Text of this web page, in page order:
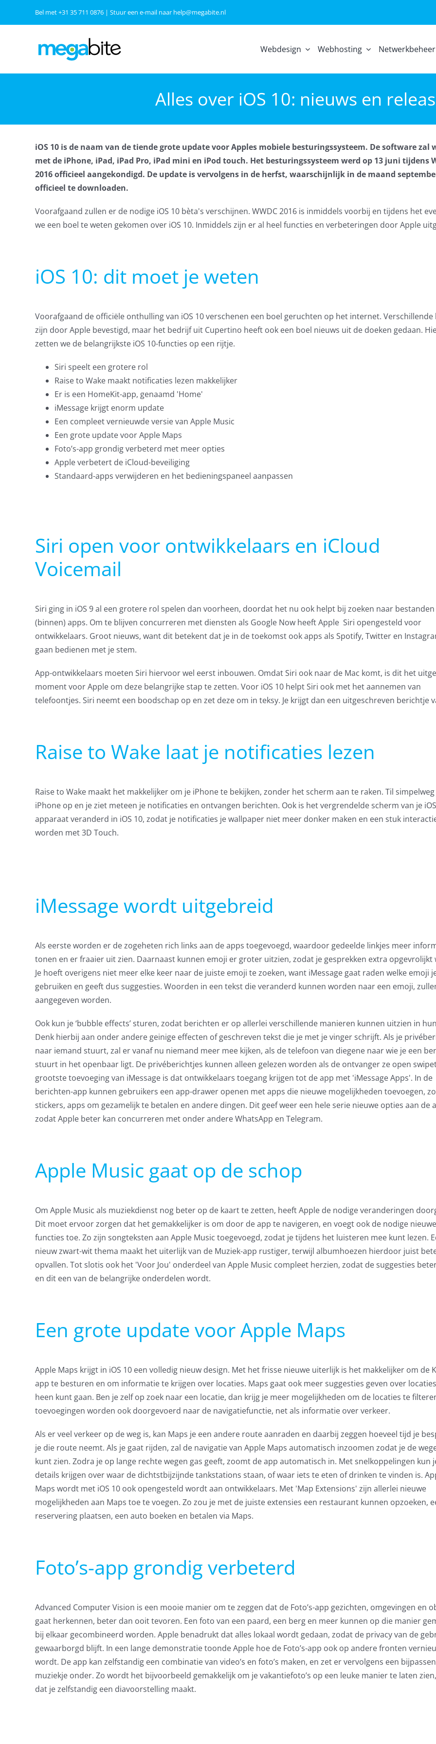
Bel met+31 35 711 0876| Stuur een e-mail naar help@megabite.nl
Webdesign Webhosting Netwerkbeheer
Alles over iOS 10: nieuws en
iOS 10 is de naam van de tiende grote update voor Apples mobiele besturingssysteem. De software zal
met de iPhone, iPad, iPad Pro, iPad mini en iPod touch. Het besturingssysteem werd op 13 juni tijdens
2016 officieel aangekondigd. De update is vervolgens in de herfst, waarschijnlijk in de maand
officieel te downloaden.
Voorafgaand zullen er de nodige iOS 10 bèta's verschijnen. WWDC 2016 is inmiddels voorbij en tijdens het
we een boel te weten gekomen over iOS 10. Inmiddels zijn er al heel functies en verbeteringen door Apple
iOS 10: dit moet je weten
Voorafgaand de officiële onthulling van iOS 10 verschenen een boel geruchten op het internet. Verschillende
zijn door Apple bevestigd, maar het bedrijf uit Cupertino heeft ook een boel nieuws uit de doeken gedaan.
zetten we de belangrijkste iOS 10-functies op een rijtje.
Siri speelt een grotere rol
Raise to Wake maakt notificaties lezen makkelijker
Er is een HomeKit-app, genaamd 'Home'
iMessage krijgt enorm update
Een compleet vernieuwde versie van Apple Music
Een grote update voor Apple Maps
Foto’s-app grondig verbeterd met meer opties
Apple verbetert de iCloud-beveiliging
Standaard-apps verwijderen en het bedieningspaneel aanpassen
Siri open voor ontwikkelaars en iCloud
Voicemail
Siri ging in iOS 9 al een grotere rol spelen dan voorheen, doordat het nu ook helpt bij zoeken naar bestanden
(binnen) apps. Om te blijven concurreren met diensten als Google Now heeft Apple Siri opengesteld voor
ontwikkelaars. Groot nieuws, want dit betekent dat je in de toekomst ook apps als Spotify, Twitter en
gaan bedienen met je stem.
App-ontwikkelaars moeten Siri hiervoor wel eerst inbouwen. Omdat Siri ook naar de Mac komt, is dit het
moment voor Apple om deze belangrijke stap te zetten. Voor iOS 10 helpt Siri ook met het aannemen van
telefoontjes. Siri neemt een boodschap op en zet deze om in teksy. Je krijgt dan een uitgeschreven berichtje
Raise to Wake laat je notificaties lezen
Raise to Wake maakt het makkelijker om je iPhone te bekijken, zonder het scherm aan te raken. Til
iPhone op en je ziet meteen je notificaties en ontvangen berichten. Ook is het vergrendelde scherm van je
apparaat veranderd in iOS 10, zodat je notificaties je wallpaper niet meer donker maken en een stuk
worden met 3D Touch.
iMessage wordt uitgebreid
Als eerste worden er de zogeheten rich links aan de apps toegevoegd, waardoor gedeelde linkjes meer
tonen en er fraaier uit zien. Daarnaast kunnen emoji er groter uitzien, zodat je gesprekken extra opgevrolijkt
Je hoeft overigens niet meer elke keer naar de juiste emoji te zoeken, want iMessage gaat raden welke emoji
gebruiken en geeft dus suggesties. Woorden in een tekst die veranderd kunnen worden naar een emoji,
aangegeven worden.
Ook kun je ‘bubble effects’ sturen, zodat berichten er op allerlei verschillende manieren kunnen uitzien in
Denk hierbij aan onder andere geinige effecten of geschreven tekst die je met je vinger schrijft. Als je
naar iemand stuurt, zal er vanaf nu niemand meer mee kijken, als de telefoon van diegene naar wie je een
stuurt in het openbaar ligt. De privéberichtjes kunnen alleen gelezen worden als de ontvanger ze open
grootste toevoeging van iMessage is dat ontwikkelaars toegang krijgen tot de app met 'iMessage Apps'. In de
berichten-app kunnen gebruikers een app-drawer openen met apps die nieuwe mogelijkheden toevoegen,
stickers, apps om gezamelijk te betalen en andere dingen. Dit geef weer een hele serie nieuwe opties aan de
zodat Apple beter kan concurreren met onder andere WhatsApp en Telegram.
Apple Music gaat op de schop
Om Apple Music als muziekdienst nog beter op de kaart te zetten, heeft Apple de nodige veranderingen
Dit moet ervoor zorgen dat het gemakkelijker is om door de app te navigeren, en voegt ook de nodige nieuwe
functies toe. Zo zijn songteksten aan Apple Music toegevoegd, zodat je tijdens het luisteren mee kunt lezen.
nieuw zwart-wit thema maakt het uiterlijk van de Muziek-app rustiger, terwijl albumhoezen hierdoor juist
opvallen. Tot slotis ook het 'Voor Jou' onderdeel van Apple Music compleet herzien, zodat de suggesties
en dit een van de belangrijke onderdelen wordt.
Een grote update voor Apple Maps
Apple Maps krijgt in iOS 10 een volledig nieuw design. Met het frisse nieuwe uiterlijk is het makkelijker om de
app te besturen en om informatie te krijgen over locaties. Maps gaat ook meer suggesties geven over
heen kunt gaan. Ben je zelf op zoek naar een locatie, dan krijg je meer mogelijkheden om de locaties te
toevoegingen worden ook doorgevoerd naar de navigatiefunctie, net als informatie over verkeer.
Als er veel verkeer op de weg is, kan Maps je een andere route aanraden en daarbij zeggen hoeveel tijd je
je die route neemt. Als je gaat rijden, zal de navigatie van Apple Maps automatisch inzoomen zodat je de
kunt zien. Zodra je op lange rechte wegen gas geeft, zoomt de app automatisch in. Met snelkoppelingen kun
details krijgen over waar de dichtstbijzijnde tankstations staan, of waar iets te eten of drinken te vinden is.
Maps wordt met iOS 10 ook opengesteld wordt aan ontwikkelaars. Met 'Map Extensions' zijn allerlei nieuwe
mogelijkheden aan Maps toe te voegen. Zo zou je met de juiste extensies een restaurant kunnen opzoeken,
reservering plaatsen, een auto boeken en betalen via Maps.
Foto’s-app grondig verbeterd
Advanced Computer Vision is een mooie manier om te zeggen dat de Foto’s-app gezichten, omgevingen en
gaat herkennen, beter dan ooit tevoren. Een foto van een paard, een berg en meer kunnen op die manier
bij elkaar gecombineerd worden. Apple benadrukt dat alles lokaal wordt gedaan, zodat de privacy van de
gewaarborgd blijft. In een lange demonstratie toonde Apple hoe de Foto’s-app ook op andere fronten
wordt. De app kan zelfstandig een combinatie van video’s en foto’s maken, en zet er vervolgens een
muziekje onder. Zo wordt het bijvoorbeeld gemakkelijk om je vakantiefoto’s op een leuke manier te laten
dat je zelfstandig een diavoorstelling maakt.